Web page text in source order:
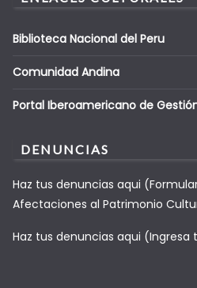
Biblioteca Nacional del Peru
Comunidad Andina
Portal Iberoamericano de
DENUNCIAS
Haz tus denuncias aqui
Afectaciones al Patrimonio
Haz tus denuncias aqui